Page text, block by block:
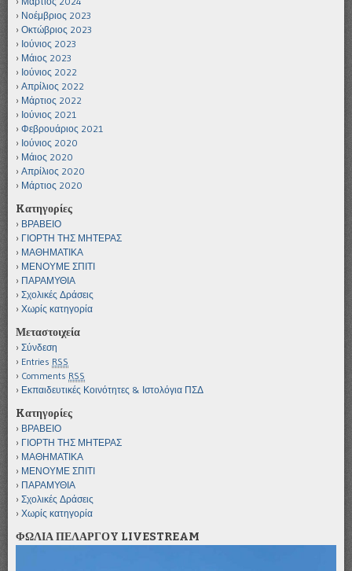
Νοέμβριος 2023
Οκτώβριος 2023
Ιούνιος 2023
Μάιος 2023
Ιούνιος 2022
Απρίλιος 2022
Μάρτιος 2022
Ιούνιος 2021
Φεβρουάριος 2021
Ιούνιος 2020
Μάιος 2020
Απρίλιος 2020
Μάρτιος 2020
Kατηγορίες
ΒΡΑΒΕΙΟ
ΓΙΟΡΤΗ ΤΗΣ ΜΗΤΕΡΑΣ
ΜΑΘΗΜΑΤΙΚΑ
ΜΕΝΟΥΜΕ ΣΠΙΤΙ
ΠΑΡΑΜΥΘΙΑ
Σχολικές Δράσεις
Χωρίς κατηγορία
Μεταστοιχεία
Σύνδεση
Entries RSS
Comments RSS
Εκπαιδευτικές Κοινότητες & Ιστολόγια ΠΣΔ
Kατηγορίες
ΒΡΑΒΕΙΟ
ΓΙΟΡΤΗ ΤΗΣ ΜΗΤΕΡΑΣ
ΜΑΘΗΜΑΤΙΚΑ
ΜΕΝΟΥΜΕ ΣΠΙΤΙ
ΠΑΡΑΜΥΘΙΑ
Σχολικές Δράσεις
Χωρίς κατηγορία
ΦΩΛΙΑ ΠΕΛΑΡΓΟY LIVESTREAM